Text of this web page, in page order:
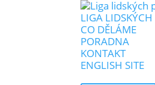
LIGA LIDSKÝCH
CO DĚLÁME
PORADNA
KONTAKT
ENGLISH SITE